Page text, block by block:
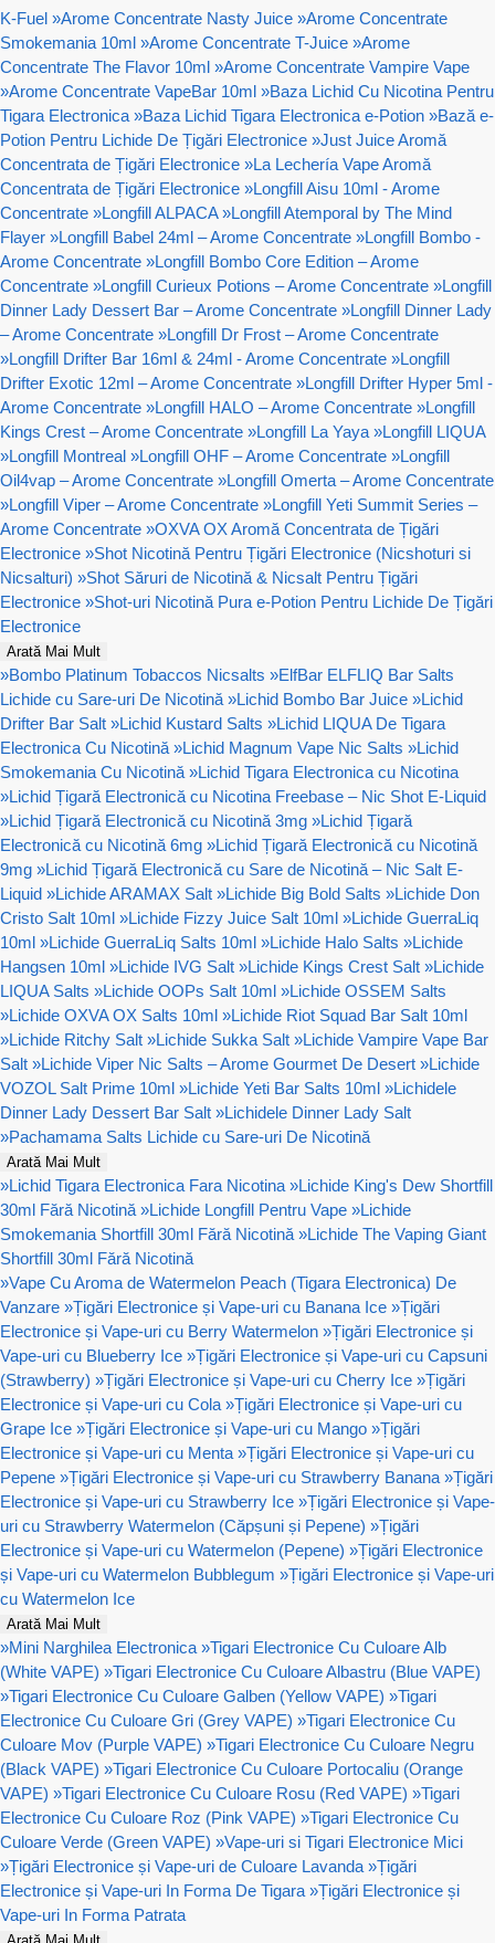
K-Fuel »Arome Concentrate Nasty Juice »Arome Concentrate
Smokemania 10ml »Arome Concentrate T-Juice »Arome
Concentrate The Flavor 10ml »Arome Concentrate Vampire Vape
»Arome Concentrate VapeBar 10ml »Baza Lichid Cu Nicotina Pentru
Tigara Electronica »Baza Lichid Tigara Electronica e-Potion »Bază e-
Potion Pentru Lichide De Țigări Electronice »Just Juice Aromă
Concentrata de Țigări Electronice »La Lechería Vape Aromă
Concentrata de Țigări Electronice »Longfill Aisu 10ml - Arome
Concentrate »Longfill ALPACA »Longfill Atemporal by The Mind
Flayer »Longfill Babel 24ml – Arome Concentrate »Longfill Bombo -
Arome Concentrate »Longfill Bombo Core Edition – Arome
Concentrate »Longfill Curieux Potions – Arome Concentrate »Longfill
Dinner Lady Dessert Bar – Arome Concentrate »Longfill Dinner Lady
– Arome Concentrate »Longfill Dr Frost – Arome Concentrate
»Longfill Drifter Bar 16ml & 24ml - Arome Concentrate »Longfill
Drifter Exotic 12ml – Arome Concentrate »Longfill Drifter Hyper 5ml -
Arome Concentrate »Longfill HALO – Arome Concentrate »Longfill
Kings Crest – Arome Concentrate »Longfill La Yaya »Longfill LIQUA
»Longfill Montreal »Longfill OHF – Arome Concentrate »Longfill
Oil4vap – Arome Concentrate »Longfill Omerta – Arome Concentrate
»Longfill Viper – Arome Concentrate »Longfill Yeti Summit Series –
Arome Concentrate »OXVA OX Aromă Concentrata de Țigări
Electronice »Shot Nicotină Pentru Țigări Electronice (Nicshoturi si
Nicsalturi) »Shot Săruri de Nicotină & Nicsalt Pentru Țigări
Electronice »Shot-uri Nicotină Pura e-Potion Pentru Lichide De Țigări
Electronice
Arată Mai Mult
»Bombo Platinum Tobaccos Nicsalts »ElfBar ELFLIQ Bar Salts
Lichide cu Sare-uri De Nicotină »Lichid Bombo Bar Juice »Lichid
Drifter Bar Salt »Lichid Kustard Salts »Lichid LIQUA De Tigara
Electronica Cu Nicotină »Lichid Magnum Vape Nic Salts »Lichid
Smokemania Cu Nicotină »Lichid Tigara Electronica cu Nicotina
»Lichid Țigară Electronică cu Nicotina Freebase – Nic Shot E-Liquid
»Lichid Țigară Electronică cu Nicotină 3mg »Lichid Țigară
Electronică cu Nicotină 6mg »Lichid Țigară Electronică cu Nicotină
9mg »Lichid Țigară Electronică cu Sare de Nicotină – Nic Salt E-
Liquid »Lichide ARAMAX Salt »Lichide Big Bold Salts »Lichide Don
Cristo Salt 10ml »Lichide Fizzy Juice Salt 10ml »Lichide GuerraLiq
10ml »Lichide GuerraLiq Salts 10ml »Lichide Halo Salts »Lichide
Hangsen 10ml »Lichide IVG Salt »Lichide Kings Crest Salt »Lichide
LIQUA Salts »Lichide OOPs Salt 10ml »Lichide OSSEM Salts
»Lichide OXVA OX Salts 10ml »Lichide Riot Squad Bar Salt 10ml
»Lichide Ritchy Salt »Lichide Sukka Salt »Lichide Vampire Vape Bar
Salt »Lichide Viper Nic Salts – Arome Gourmet De Desert »Lichide
VOZOL Salt Prime 10ml »Lichide Yeti Bar Salts 10ml »Lichidele
Dinner Lady Dessert Bar Salt »Lichidele Dinner Lady Salt
»Pachamama Salts Lichide cu Sare-uri De Nicotină
Arată Mai Mult
»Lichid Tigara Electronica Fara Nicotina »Lichide King's Dew Shortfill
30ml Fără Nicotină »Lichide Longfill Pentru Vape »Lichide
Smokemania Shortfill 30ml Fără Nicotină »Lichide The Vaping Giant
Shortfill 30ml Fără Nicotină
»Vape Cu Aroma de Watermelon Peach (Tigara Electronica) De
Vanzare »Țigări Electronice și Vape-uri cu Banana Ice »Țigări
Electronice și Vape-uri cu Berry Watermelon »Țigări Electronice și
Vape-uri cu Blueberry Ice »Țigări Electronice și Vape-uri cu Capsuni
(Strawberry) »Țigări Electronice și Vape-uri cu Cherry Ice »Țigări
Electronice și Vape-uri cu Cola »Țigări Electronice și Vape-uri cu
Grape Ice »Țigări Electronice și Vape-uri cu Mango »Țigări
Electronice și Vape-uri cu Menta »Țigări Electronice și Vape-uri cu
Pepene »Țigări Electronice și Vape-uri cu Strawberry Banana »Țigări
Electronice și Vape-uri cu Strawberry Ice »Țigări Electronice și Vape-
uri cu Strawberry Watermelon (Căpșuni și Pepene) »Țigări
Electronice și Vape-uri cu Watermelon (Pepene) »Țigări Electronice
și Vape-uri cu Watermelon Bubblegum »Țigări Electronice și Vape-uri
cu Watermelon Ice
Arată Mai Mult
»Mini Narghilea Electronica »Tigari Electronice Cu Culoare Alb
(White VAPE) »Tigari Electronice Cu Culoare Albastru (Blue VAPE)
»Tigari Electronice Cu Culoare Galben (Yellow VAPE) »Tigari
Electronice Cu Culoare Gri (Grey VAPE) »Tigari Electronice Cu
Culoare Mov (Purple VAPE) »Tigari Electronice Cu Culoare Negru
(Black VAPE) »Tigari Electronice Cu Culoare Portocaliu (Orange
VAPE) »Tigari Electronice Cu Culoare Rosu (Red VAPE) »Tigari
Electronice Cu Culoare Roz (Pink VAPE) »Tigari Electronice Cu
Culoare Verde (Green VAPE) »Vape-uri si Tigari Electronice Mici
»Țigări Electronice și Vape-uri de Culoare Lavanda »Țigări
Electronice și Vape-uri In Forma De Tigara »Țigări Electronice și
Vape-uri In Forma Patrata